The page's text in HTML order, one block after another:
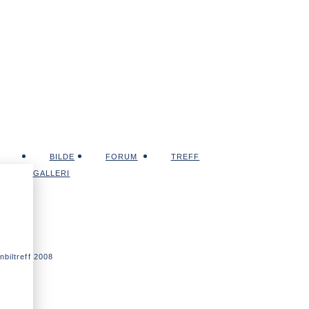
2008
BILDE
GALLERI
FORUM TREFF